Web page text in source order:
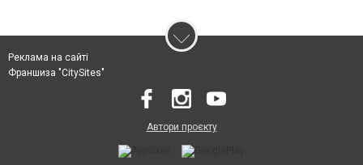
Реклама на сайті
Франшиза "CitySites"
Автори проєкту